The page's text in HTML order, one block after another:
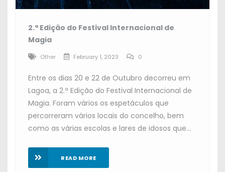
2.ª Edição do Festival Internacional de
Magia
Other February 1, 2023 0
Entre os dias 20 e 22 de Outubro decorreu em
Lagoa, a 2.ª Edição do Festival Internacional de
Magia. Foram vários os espetáculos que
percorreram vários locais do concelho, bem
como as várias escolas e lares de idosos que...
READ MORE